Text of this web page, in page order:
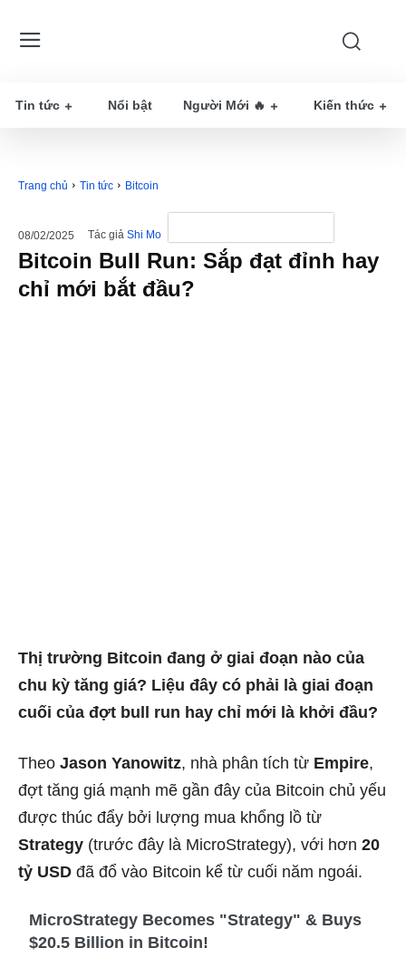
Tin tức Nổi bật Người Mới 🔥 Kiến thức
Trang chủ Tin tức Bitcoin
08/02/2025 Tác giả Shi Mo
Bitcoin Bull Run: Sắp đạt đỉnh hay
chỉ mới bắt đầu?
Thị trường Bitcoin đang ở giai đoạn nào của
chu kỳ tăng giá? Liệu đây có phải là giai đoạn
cuối của đợt bull run hay chỉ mới là khởi đầu?
Theo Jason Yanowitz, nhà phân tích từ Empire,
đợt tăng giá mạnh mẽ gần đây của Bitcoin chủ yếu
được thúc đẩy bởi lượng mua khổng lồ từ
Strategy (trước đây là MicroStrategy), với hơn 20
tỷ USD đã đổ vào Bitcoin kể từ cuối năm ngoái.
MicroStrategy Becomes "Strategy" & Buys
$20.5 Billion in Bitcoin!